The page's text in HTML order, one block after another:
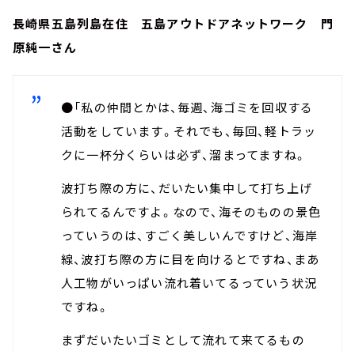
長崎県五島列島在住 五島アウトドアネットワーク 門
原純一さん
●「私の仲間とかは、毎週、海ゴミを回収する
活動をしています。それでも、毎回、軽トラッ
クに一杯分くらいは必ず、溜まってますね。
波打ち際の方に、だいたい集中して打ち上げ
られてるんですよ。なので、海そのものの景色
っていうのは、すごく美しいんですけど、海岸
線、波打ち際の方に目を向けるとですね、まあ
人工物がいっぱい流れ着いてるっていう状況
ですね。
まずだいたいゴミとして流れて来てるもの